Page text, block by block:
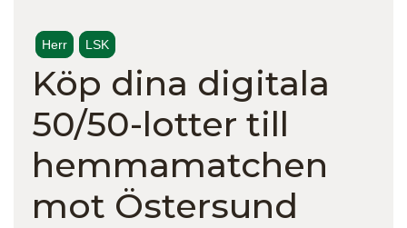
Herr LSK
Köp dina digitala
50/50-lotter till
hemmamatchen
mot Östersund